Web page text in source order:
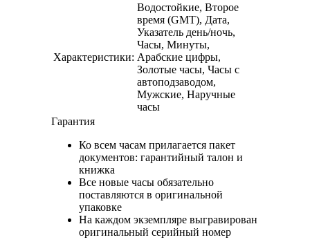
Характеристики:
Водостойкие, Второе
время (GMT), Дата,
Указатель день/ночь,
Часы, Минуты,
Арабские цифры,
Золотые часы, Часы с
автоподзаводом,
Мужские, Наручные
часы
Гарантия
Ко всем часам прилагается пакет
документов: гарантийный талон и
книжка
Все новые часы обязательно
поставляются в оригинальной
упаковке
На каждом экземпляре выгравирован
оригинальный серийный номер